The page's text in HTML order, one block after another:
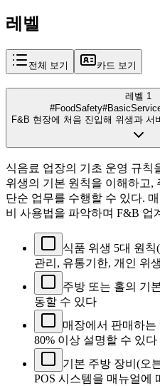
레벨
전체 보기 카드 보기
레벨 1
#FoodSafety
F&B 현장에 처음 진입해 위생과 서
식음료 업장의 기초 운영 규칙
위생의 기본 원칙을 이해하고,
단순 업무를 수행할 수 있다.
비 사용법을 파악하며 F&B 업
식품 위생 5대 원
관리, 유통기한, 개인 위
주방 또는 홀의 기
동할 수 있다
매장에서 판매하
80% 이상 설명할 수 있다
기본 주방 장비(오
POS 시스템을 매뉴얼에